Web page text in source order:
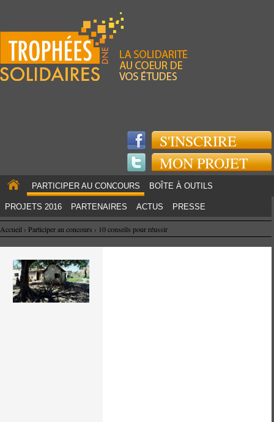
S'INSCRIRE
MON PROJET
PARTICIPER AU CONCOURS BOÎTE À OUTILS
PROJETS 2016 PARTENAIRES ACTUS PRESSE
Accueil › Participer au concours › 10 conseils pour réussir